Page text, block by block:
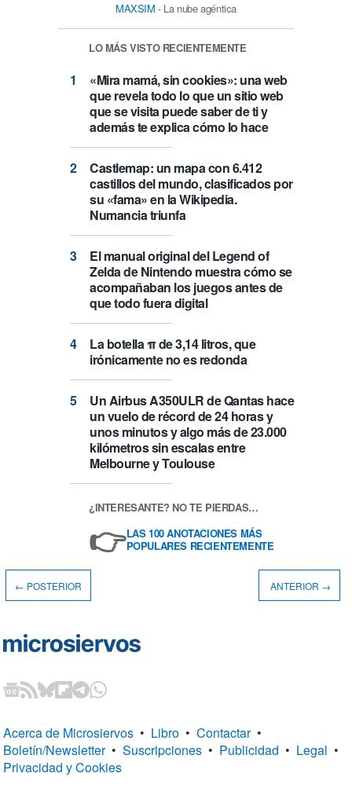
MAXSIM - La nube agéntica
LO MÁS VISTO RECIENTEMENTE
«Mira mamá, sin cookies»: una web
que revela todo lo que un sitio web
que se visita puede saber de ti y
además te explica cómo lo hace
Castlemap: un mapa con 6.412
castillos del mundo, clasificados por
su «fama» en la Wikipedia.
Numancia triunfa
El manual original del Legend of
Zelda de Nintendo muestra cómo se
acompañaban los juegos antes de
que todo fuera digital
La botella π de 3,14 litros, que
irónicamente no es redonda
Un Airbus A350ULR de Qantas hace
un vuelo de récord de 24 horas y
unos minutos y algo más de 23.000
kilómetros sin escalas entre
Melbourne y Toulouse
¿INTERESANTE? NO TE PIERDAS…
👉LAS 100 ANOTACIONES MÁS
POPULARES RECIENTEMENTE
← POSTERIOR ANTERIOR →
Acerca de Microsiervos • Libro • Contactar •
Boletín/Newsletter • Suscripciones • Publicidad • Legal •
Privacidad y Cookies